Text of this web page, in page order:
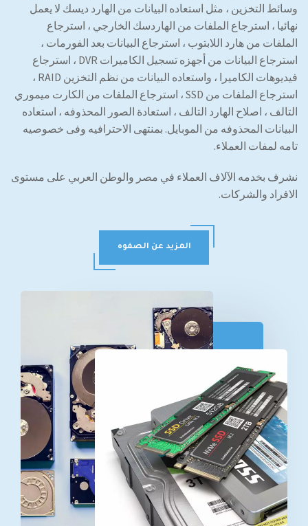
وسائط التخزين ، مثل استعاده البيانات من الهارد ديسك لا يعمل
نهائيا ، استرجاع الملفات من الهاردسك الخارجي ، استرجاع
الملفات من هارد اللابتوب ، استرجاع البيانات بعد الفورمات ،
استرجاع البيانات من أجهزه تسجيل الكاميرات DVR ، استرجاع
فيديوهات الكاميرا ، واستعاده البيانات من نظم التخزين RAID ،
استرجاع الملفات من SSD ، استرجاع الملفات من الكارت ميموري
التالف ، اصلاح الهارد التالف ، استعادة الصور المحذوفه ، استعاده
البيانات المحذوفه من الموبايل. بمنتهى الاحترافيه وفى خصوصيه
تامه لمفات العملاء.
نشرف بخدمه الآلاف العملاء في مصر والوطن العربي على مستوى
الافراد والشركات.
المزيد عن الصفوه